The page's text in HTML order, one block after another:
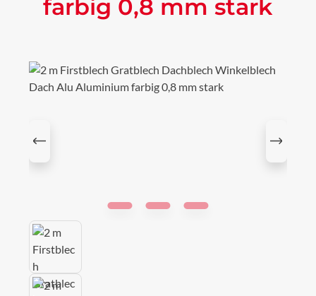
farbig 0,8 mm stark
Bildergalerie überspringen